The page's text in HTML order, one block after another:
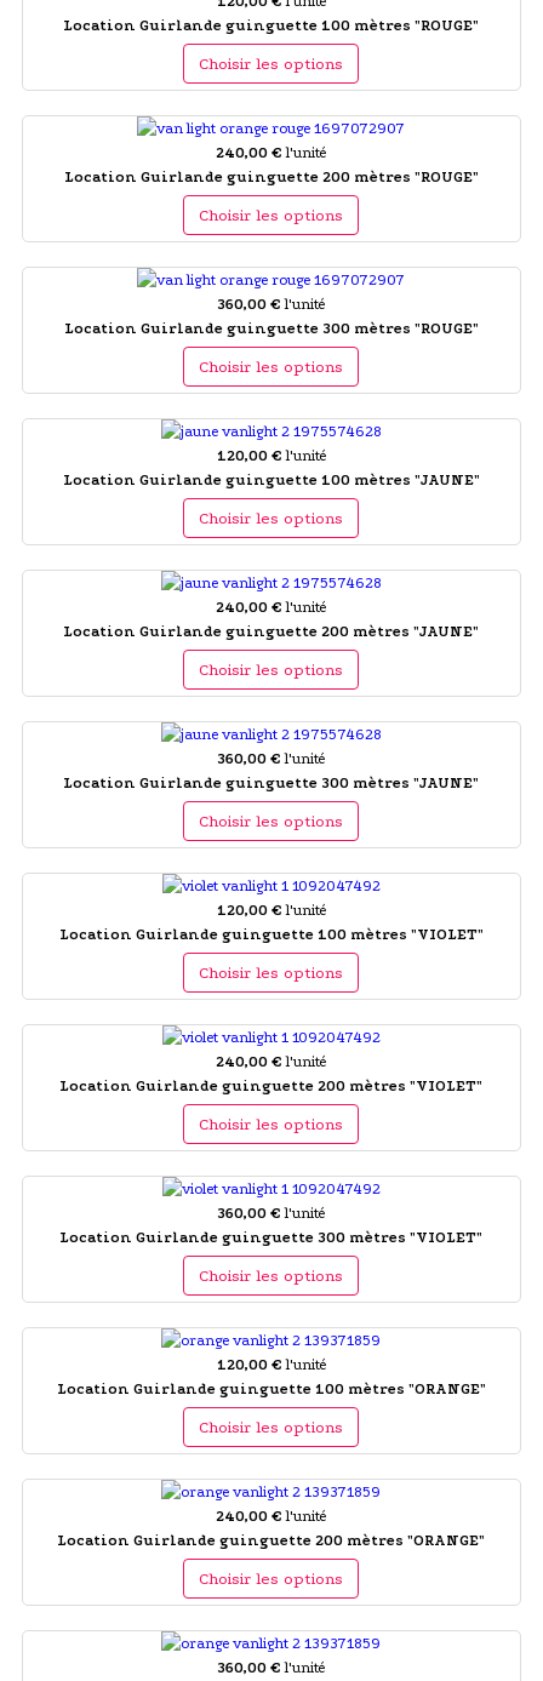
Location Guirlande guinguette 100 mètres "ROUGE"
Choisir les options
240,00 € l'unité
Location Guirlande guinguette 200 mètres "ROUGE"
Choisir les options
360,00 € l'unité
Location Guirlande guinguette 300 mètres "ROUGE"
Choisir les options
120,00 € l'unité
Location Guirlande guinguette 100 mètres "JAUNE"
Choisir les options
240,00 € l'unité
Location Guirlande guinguette 200 mètres "JAUNE"
Choisir les options
360,00 € l'unité
Location Guirlande guinguette 300 mètres "JAUNE"
Choisir les options
120,00 € l'unité
Location Guirlande guinguette 100 mètres "VIOLET"
Choisir les options
240,00 € l'unité
Location Guirlande guinguette 200 mètres "VIOLET"
Choisir les options
360,00 € l'unité
Location Guirlande guinguette 300 mètres "VIOLET"
Choisir les options
120,00 € l'unité
Location Guirlande guinguette 100 mètres "ORANGE"
Choisir les options
240,00 € l'unité
Location Guirlande guinguette 200 mètres "ORANGE"
Choisir les options
360,00 € l'unité